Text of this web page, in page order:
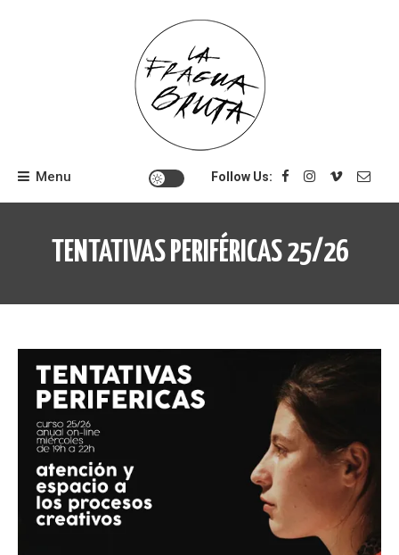
Menu Follow Us:
TENTATIVAS PERIFÉRICAS 25/26